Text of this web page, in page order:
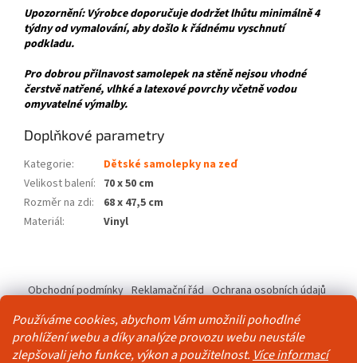
Používáme cookies, abychom Vám umožnili pohodlné
prohlížení webu a díky analýze provozu webu neustále
zlepšovali jeho funkce, výkon a použitelnost. Více informací
Upozornění: Výrobce doporučuje dodržet lhůtu minimálně 4
týdny od vymalování, aby došlo k řádnému vyschnutí
podkladu.
Pro dobrou přilnavost samolepek na stěně nejsou vhodné
čerstvě natřené, vlhké a latexové povrchy včetně vodou
omyvatelné výmalby.
Doplňkové parametry
Kategorie:
Dětské samolepky na zeď
Velikost balení: 70 x 50 cm
Rozměr na zdi:
68 x 47,5 cm
Materiál: Vinyl
p
Obchodní podmínky Reklamační řád Ochrana osobních údajů